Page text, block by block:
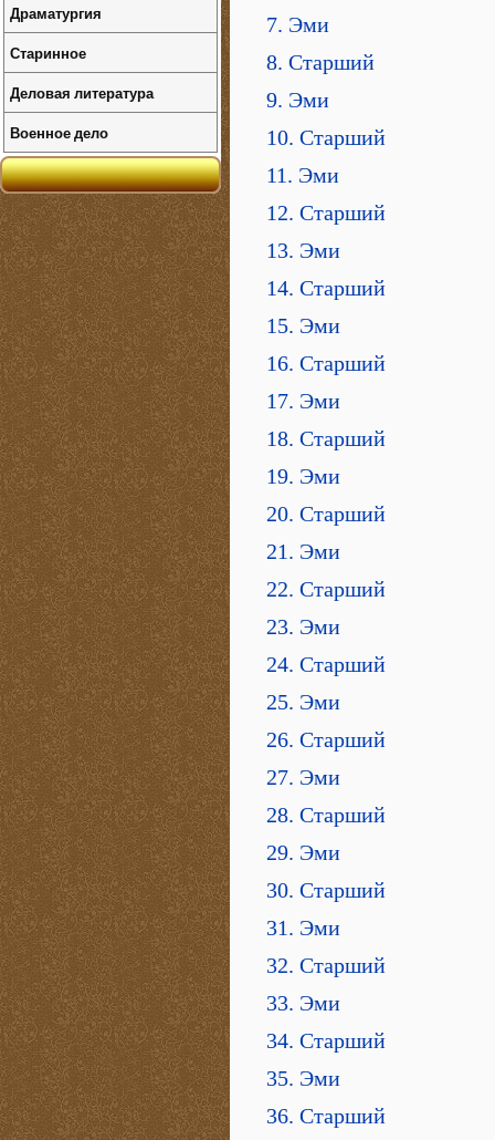
7. Эми
8. Старший
9. Эми
10. Старший
11. Эми
12. Старший
13. Эми
14. Старший
15. Эми
16. Старший
17. Эми
18. Старший
19. Эми
20. Старший
21. Эми
22. Старший
23. Эми
24. Старший
25. Эми
26. Старший
27. Эми
28. Старший
29. Эми
30. Старший
31. Эми
32. Старший
33. Эми
34. Старший
35. Эми
36. Старший
Драматургия
Старинное
Деловая литература
Военное дело